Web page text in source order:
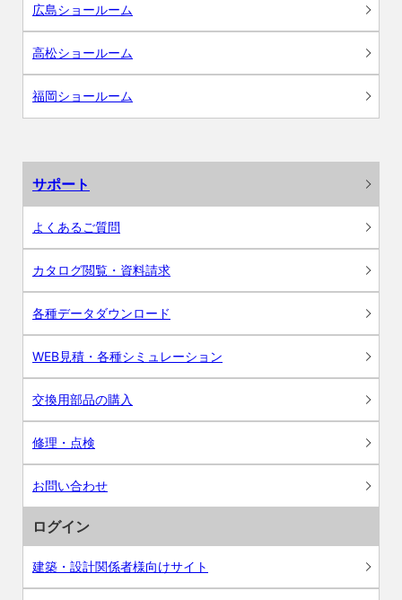
広島ショールーム
高松ショールーム
福岡ショールーム
サポート
よくあるご質問
カタログ閲覧・資料請求
各種データダウンロード
WEB見積・各種シミュレーション
交換用部品の購入
修理・点検
お問い合わせ
ログイン
建築・設計関係者様向けサイト